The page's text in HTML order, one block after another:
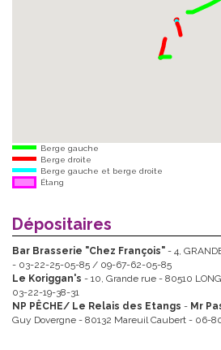
Berge gauche
Berge droite
Berge gauche et berge droite
Étang
Dépositaires
Bar Brasserie "Chez François" - 4,
- 03-22-25-05-85 / 09-67-62-05-85
Le Koriggan's - 10, Grande rue - 80510
03-22-19-38-31
NP PÊCHE/ Le Relais des Etangs - Mr
Guy Dovergne - 80132 Mareuil Caubert - 06-